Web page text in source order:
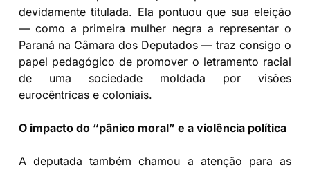
devidamente titulada. Ela pontuou que sua eleição
— como a primeira mulher negra a representar o
Paraná na Câmara dos Deputados — traz consigo o
papel pedagógico de promover o letramento racial
de uma sociedade moldada por visões
eurocêntricas e coloniais.
O impacto do “pânico moral” e a violência política
A deputada também chamou a atenção para as